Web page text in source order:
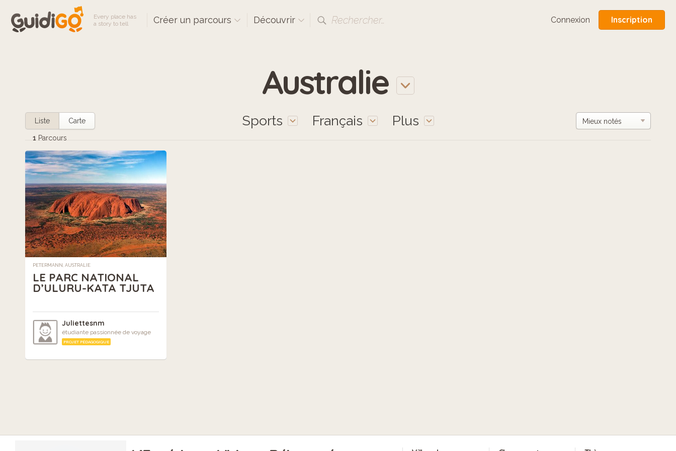
Every place has
a story to tell
Créer un parcours Découvrir Rechercher… Connexion Inscription
Australie
Sports Français Plus
Liste Carte
1 Parcours
PETERMANN, AUSTRALIE
LE PARC NATIONAL
D’ULURU-KATA TJUTA
Juliettesnm
étudiante passionnée de voyage
PROJET PÉDAGOGIQUE